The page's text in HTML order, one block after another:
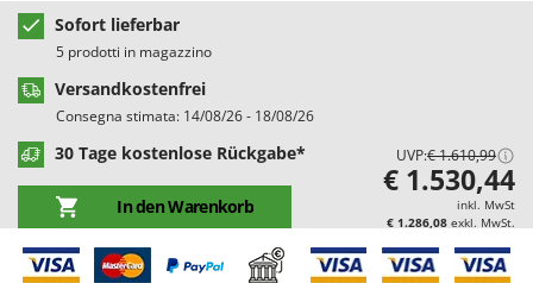
Elektrische Tauchpumpen
Erdbohrer
Erntenetze für Obst und Oliven
F
Feder Grubber
Feldspritzen für Pflanzenschutz
Fensterreiniger
Fleischwolf
Besser Vacuum
Bestway
Beta tools
Bissell
Black & Decker
BlackStone
Blue Bird
Bomet
Sofort lieferbar
5 prodotti in magazzino
Versandkostenfrei
Consegna stimata: 14/08/26 - 18/08/26
30 Tage kostenlose Rückgabe* UVP:€ 1.610,99
In den Warenkorb
€ 1.530,44
inkl. MwSt
€ 1.286,08 exkl. MwSt.